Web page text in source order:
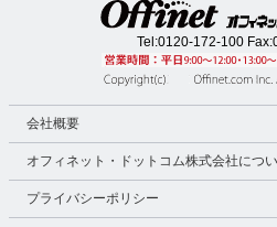
Tel:0120-172-100
会社概要
オフィネット・ドットコム株式会社につ
プライバシーポリシー